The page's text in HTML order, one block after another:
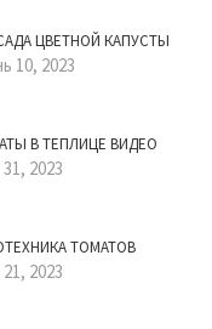
ЦВЕТНОЙ КАПУСТЫ
10, 2023
В ТЕПЛИЦЕ ВИДЕО
2023
ТОМАТОВ
2023